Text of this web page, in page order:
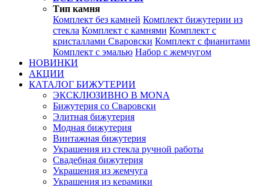
Тип камня
Комплект без камней Комплект бижутерии из
стекла Комплект с камнями Комплект с
кристаллами Сваровски Комплект с фианитами
Комплект с эмалью Набор с жемчугом
НОВИНКИ
АКЦИИ
КАТАЛОГ БИЖУТЕРИИ
ЭКСКЛЮЗИВНО В MONA
Бижутерия со Сваровски
Элитная бижутерия
Модная бижутерия
Винтажная бижутерия
Украшения из стекла ручной работы
Свадебная бижутерия
Украшения из жемчуга
Украшения из керамики